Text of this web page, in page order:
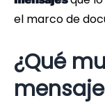
el marco de
¿Qué